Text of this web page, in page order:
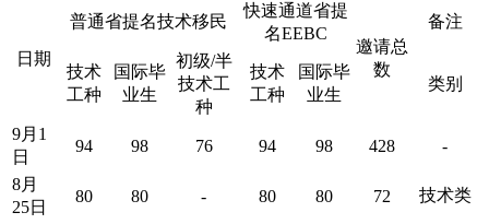
日期
普通省提名技术移民
快速通道省提
名EEBC
邀请总
数
备注
技术
工种
国际毕
业生
初级/半
技术工
种
技术
工种
国际毕
业生
类别
9月1
日
94 98 76 94 98 428 -
8月
25日
80 80 - 80 80 72 技术类